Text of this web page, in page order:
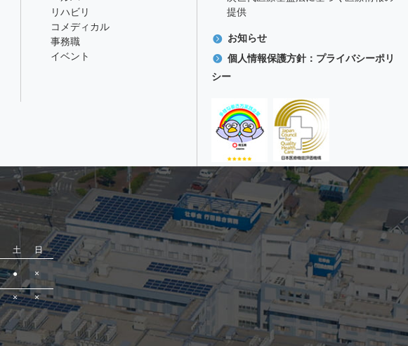
リハビリ
コメディカル
事務職
イベント
提供
お知らせ
個人情報保護方針：プライバシーポリ
シー
土
日
● ×
×
×